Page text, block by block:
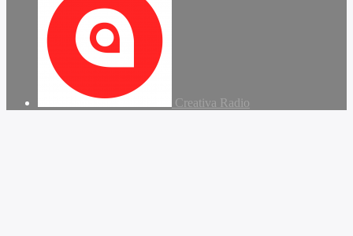
Creativa Radio